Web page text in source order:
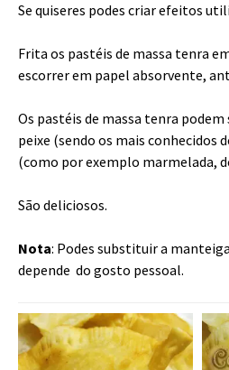
Se quiseres podes criar efeitos
Frita os pastéis de massa tenra
escorrer em papel absorvente,
Os pastéis de massa tenra
peixe (sendo os mais conhecidos
(como por exemplo marmelada,
São deliciosos.
Nota: Podes substituir a
depende do gosto pessoal.